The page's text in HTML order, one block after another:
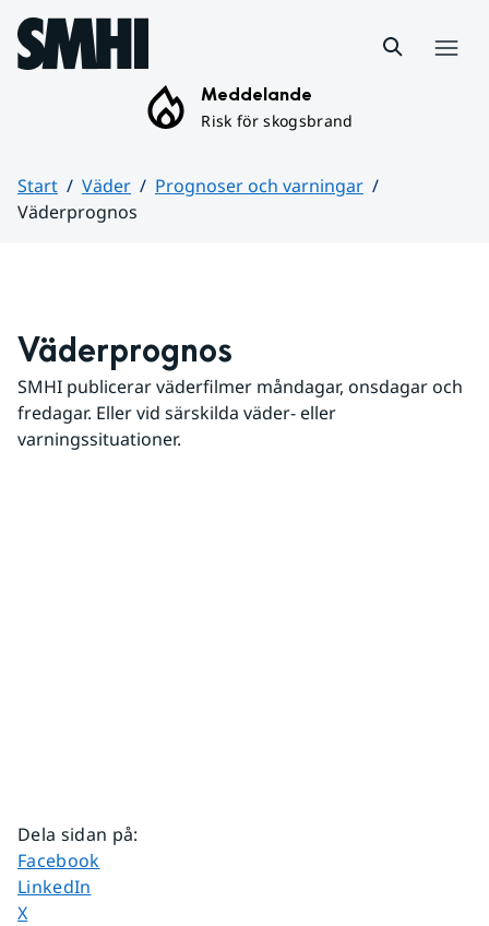
Hoppa till sidans innehåll
Meddelande
Risk för skogsbrand
Start Väder
Prognoser och varningar
Väderprognos
Väderprognos
SMHI publicerar väderfilmer måndagar, onsdagar och
fredagar. Eller vid särskilda väder- eller
varningssituationer.
Dela sidan på:
Dela sidan på
Facebook
Dela sidan på
LinkedIn
Dela sidan på
X